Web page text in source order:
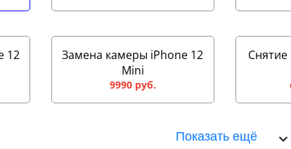
12
Замена камеры iPhone 12
Mini
9990 руб.
Показать ещё